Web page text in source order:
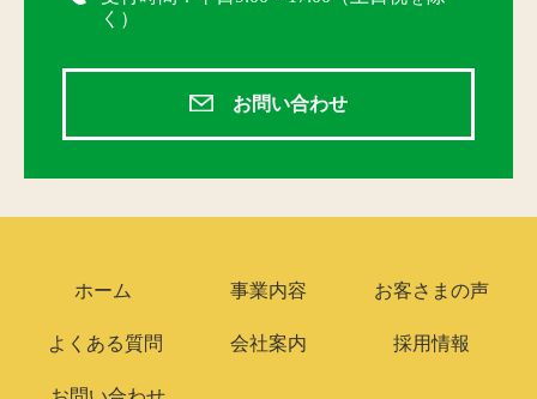
く）
お問い合わせ
ホーム 事業内容 お客さまの声
よくある質問 会社案内 採用情報